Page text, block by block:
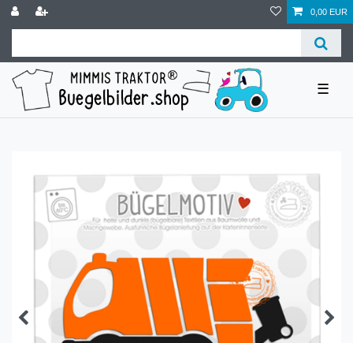
0,00 EUR
☰